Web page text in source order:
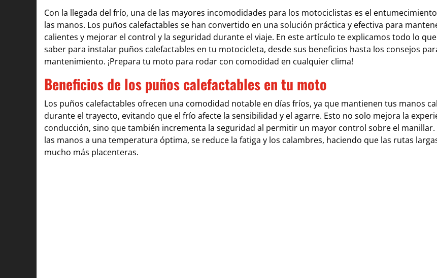
Con la llegada del frío, una de las mayores incomodidades para los motociclistas es el
las manos. Los puños calefactables se han convertido en una solución práctica y efectiva para
calientes y mejorar el control y la seguridad durante el viaje. En este artículo te explicamos todo lo
saber para instalar puños calefactables en tu motocicleta, desde sus beneficios hasta los consejos
mantenimiento. ¡Prepara tu moto para rodar con comodidad en cualquier clima!
Beneficios de los puños calefactables en tu moto
Los puños calefactables ofrecen una comodidad notable en días fríos, ya que mantienen tus manos
durante el trayecto, evitando que el frío afecte la sensibilidad y el agarre. Esto no solo mejora la
conducción, sino que también incrementa la seguridad al permitir un mayor control sobre el
las manos a una temperatura óptima, se reduce la fatiga y los calambres, haciendo que las rutas
mucho más placenteras.